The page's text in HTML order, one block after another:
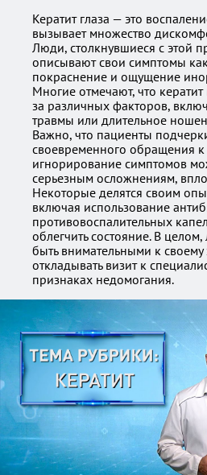
Кератит глаза — это
вызывает множество
Люди, столкнувшиеся с этой
описывают свои симптомы
покраснение и ощущение
Многие отмечают, что
за различных факторов,
травмы или длительное
Важно, что пациенты
своевременного обращения к
игнорирование симптомов
серьезным осложнениям,
Некоторые делятся своим
включая использование
противовоспалительных
облегчить состояние. В
быть внимательными к
откладывать визит к
признаках недомогания.